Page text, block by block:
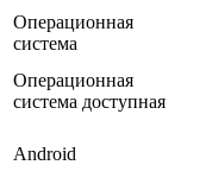
Операционная
система
Операционная
система доступная
Android